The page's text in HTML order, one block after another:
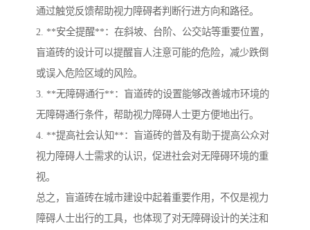
通过触觉反馈帮助视力障碍者判断行进方向和路径。
2. **安全提醒**：在斜坡、台阶、公交站等重要位置，
盲道砖的设计可以提醒盲人注意可能的危险，减少跌倒
或误入危险区域的风险。
3. **无障碍通行**：盲道砖的设置能够改善城市环境的
无障碍通行条件，帮助视力障碍人士更方便地出行。
4. **提高社会认知**：盲道砖的普及有助于提高公众对
视力障碍人士需求的认识，促进社会对无障碍环境的重
视。
总之，盲道砖在城市建设中起着重要作用，不仅是视力
障碍人士出行的工具，也体现了对无障碍设计的关注和